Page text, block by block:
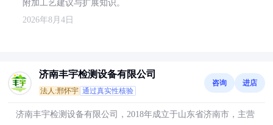
附加工艺建议与扩展知识。
2026年8月4日
济南丰宇检测设备有限公司
法人:邢怀宇 通过真实性核验
咨询 进店
济南丰宇检测设备有限公司，2018年成立于山东省济南市，主营